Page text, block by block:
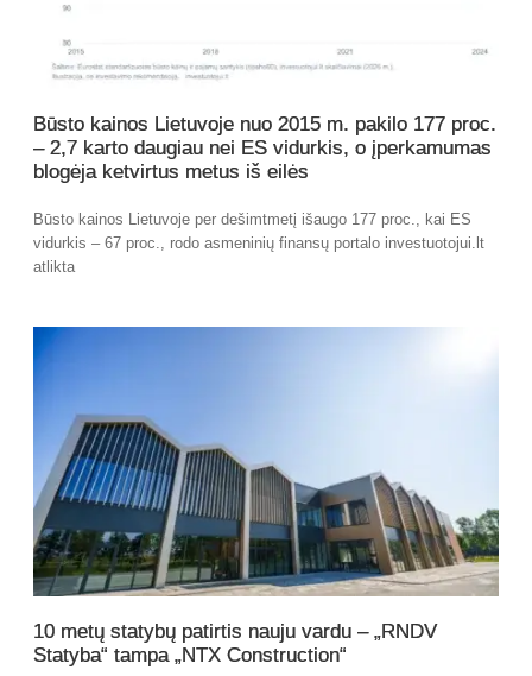
Būsto kainos Lietuvoje nuo 2015 m. pakilo 177 proc.
– 2,7 karto daugiau nei ES vidurkis, o įperkamumas
blogėja ketvirtus metus iš eilės
Būsto kainos Lietuvoje per dešimtmetį išaugo 177 proc., kai ES
vidurkis – 67 proc., rodo asmeninių finansų portalo investuotojui.lt
atlikta
10 metų statybų patirtis nauju vardu – „RNDV
Statyba“ tampa „NTX Construction“